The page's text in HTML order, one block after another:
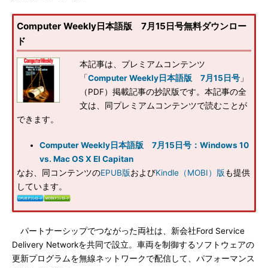
Computer Weekly日本語版 7月15日号無料ダウンロー
ド
本記事は、プレミアムコンテンツ
「Computer Weekly日本語版 7月15日号 」
（PDF）掲載記事の抄訳版です。本記事の全
文は、同プレミアムコンテンツで読むことが
できます。
Computer Weekly日本語版 7月15日号：Windows 10
vs. Mac OS X El Capitan
なお、同コンテンツのEPUB版およびKindle（MOBI）版も提供
しています。
パートナーシップでつながった両社は、新会社Ford Service
Delivery Networkを共同で設立。車両を制御するソフトウェアの
更新プログラムを無線ネットワークで配信して、パフォーマンス